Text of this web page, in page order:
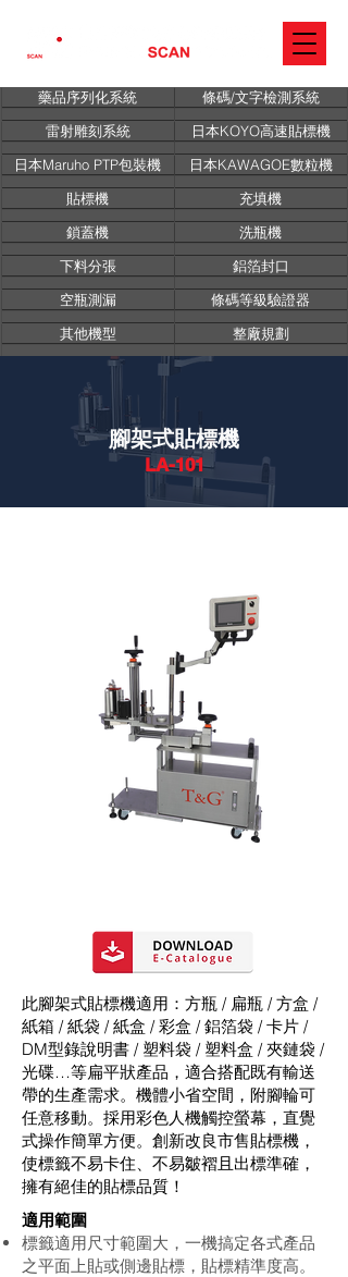
藥品序列化系統
雷射雕刻系統
日本Maruho PTP包裝機
貼標機
鎖蓋機
下料分張
空瓶測漏
其他機型
條碼/文字檢測系統
日本KOYO高速貼標機
日本KAWAGOE數粒機
充填機
洗瓶機
鋁箔封口
條碼等級驗證器
整廠規劃
腳架式貼標機
LA-101
此腳架式貼標機適用：方瓶 / 扁瓶 / 方盒 /
紙箱 / 紙袋 / 紙盒 / 彩盒 / 鋁箔袋 / 卡片 /
DM型錄說明書 / 塑料袋 / 塑料盒 / 夾鏈袋 /
光碟…等扁平狀產品，適合搭配既有輸送
帶的生產需求。機體小省空間，附腳輪可
任意移動。採用彩色人機觸控螢幕，直覺
式操作簡單方便。創新改良市售貼標機，
使標籤不易卡住、不易皺褶且出標準確，
擁有絕佳的貼標品質！
適用範圍
標籤適用尺寸範圍大，一機搞定各式產品
之平面上貼或側邊貼標，貼標精準度高。